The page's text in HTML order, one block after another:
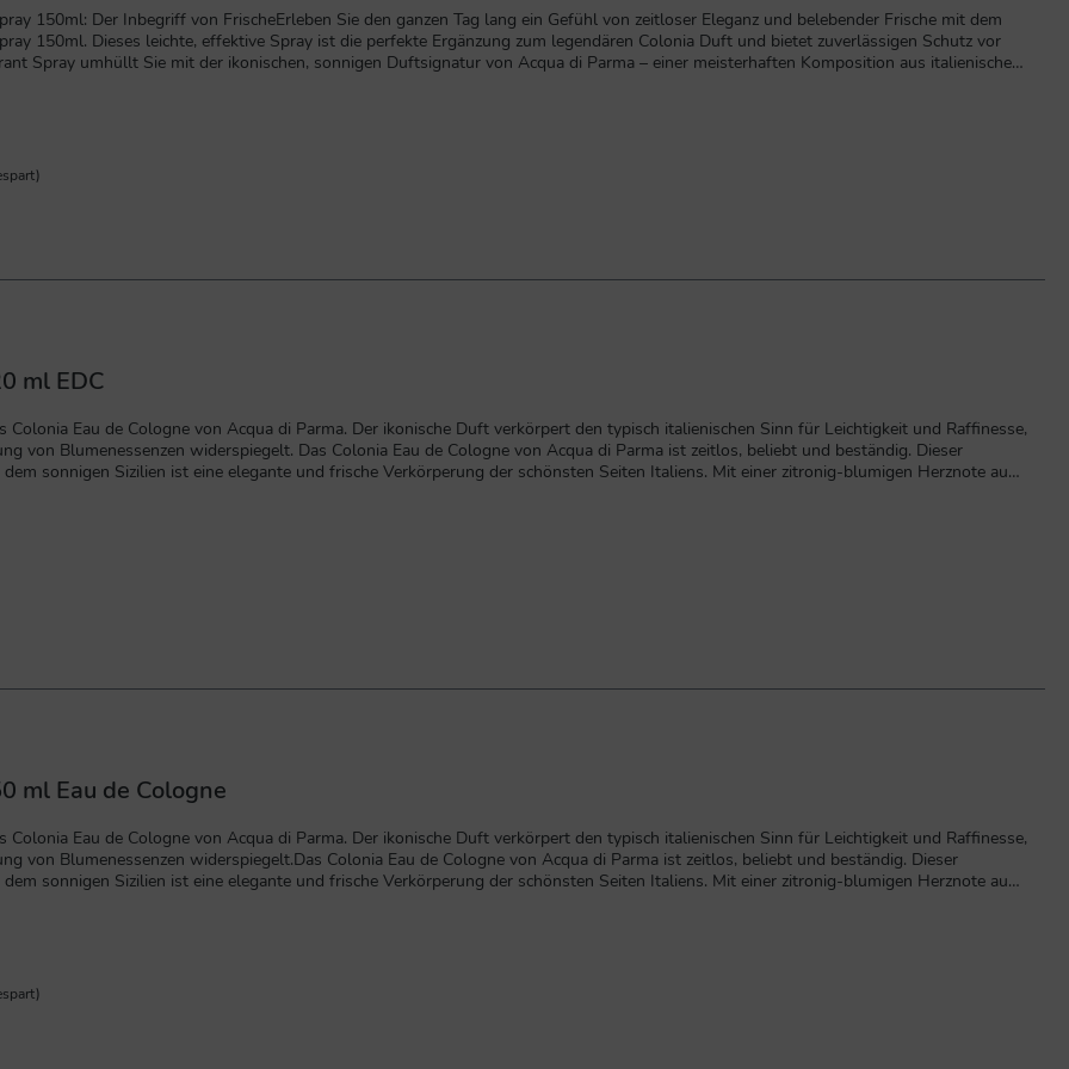
150ml: Der Inbegriff von FrischeErleben Sie den ganzen Tag lang ein Gefühl von zeitloser Eleganz und belebender Frische mit dem
und bietet zuverlässigen Schutz vor
Klassisch, frisch, elegant, belebendDuftnoten: Zitrone, Bergamotte, Orange, Neroli, Lavendel, Eisenkraut, Bulgarische Rose,
Luxus und Tradition. Bestellen Sie das Acqua di Parma Colonia Deodorant Spray 150ml jetzt und genießen Sie langanhaltende
ml EDC
Colonia Eau de Cologne von Acqua di Parma. Der ikonische Duft verkörpert den typisch italienischen Sinn für Leichtigkeit und Raffinesse,
von Blumenessenzen widerspiegelt. Das Colonia Eau de Cologne von Acqua di Parma ist zeitlos, beliebt und beständig. Dieser
sonnigen Sizilien ist eine elegante und frische Verkörperung der schönsten Seiten Italiens. Mit einer zitronig-blumigen Herznote aus
ml Eau de Cologne
Colonia Eau de Cologne von Acqua di Parma. Der ikonische Duft verkörpert den typisch italienischen Sinn für Leichtigkeit und Raffinesse,
von Blumenessenzen widerspiegelt.Das Colonia Eau de Cologne von Acqua di Parma ist zeitlos, beliebt und beständig. Dieser
sonnigen Sizilien ist eine elegante und frische Verkörperung der schönsten Seiten Italiens. Mit einer zitronig-blumigen Herznote aus